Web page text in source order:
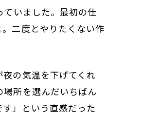
ていました。最初の仕
二度とやりたくない作
の気温を下げてくれ
所を選んだいちばん
」という直感だった